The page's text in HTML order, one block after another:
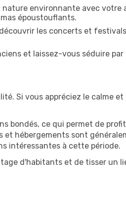
environnante avec votre
époustouflants.
les concerts et
et laissez-vous séduire
Si vous appréciez le calme et
bondés, ce qui permet de
et hébergements sont
intéressantes à cette période.
d'habitants et de tisser un